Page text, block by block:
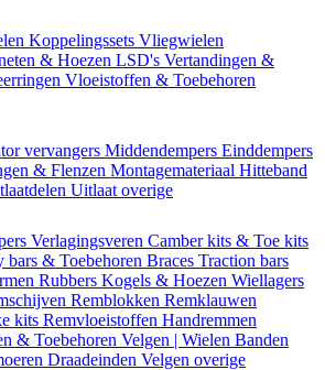
Koppelingssets Vliegwielen
& Hoezen LSD's Vertandingen &
Vloeistoffen & Toebehoren
vervangers Middendempers Einddempers
& Flenzen Montagemateriaal Hitteband
Uitlaat overige
Verlagingsveren Camber kits & Toe kits
bars & Toebehoren Braces Traction bars
Rubbers Kogels & Hoezen Wiellagers
Remblokken Remklauwen
kits Remvloeistoffen Handremmen
& Toebehoren Velgen | Wielen Banden
Draadeinden Velgen overige